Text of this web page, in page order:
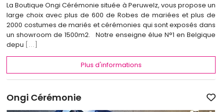
La Boutique Ongi Cérémonie située à Peruwelz, vous propose un
large choix avec plus de 600 de Robes de mariées et plus de
2000 costumes de mariés et cérémonies qui sont exposés dans
un showroom de 1500m2. Notre enseigne élue N°1 en Belgique
depu [...]
Plus d'informations
Ongi Cérémonie